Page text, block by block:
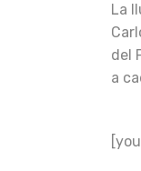
La
del
a